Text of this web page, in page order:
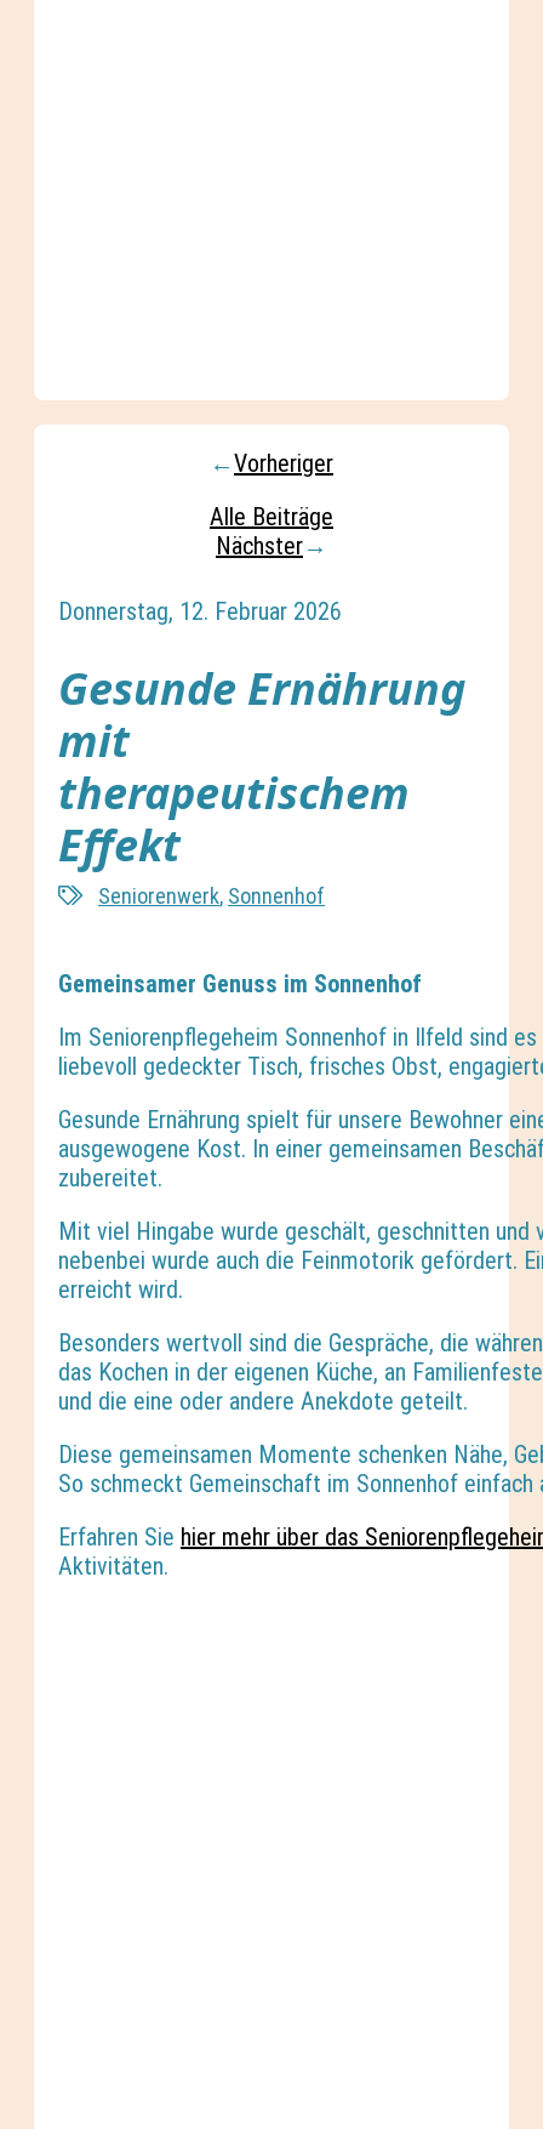
←Vorheriger
Alle Beiträge
Nächster→
Donnerstag, 12. Februar 2026
Gesunde Ernährung
mit
therapeutischem
Effekt
Seniorenwerk, Sonnenhof
Gemeinsamer Genuss im Sonnenhof
Im Seniorenpflegeheim Sonnenhof in Ilfeld sind
liebevoll gedeckter Tisch, frisches Obst,
Gesunde Ernährung spielt für unsere Bewohner
ausgewogene Kost. In einer gemeinsamen
zubereitet.
Mit viel Hingabe wurde geschält, geschnitten
nebenbei wurde auch die Feinmotorik gefördert.
erreicht wird.
Besonders wertvoll sind die Gespräche, die
das Kochen in der eigenen Küche, an
und die eine oder andere Anekdote geteilt.
Diese gemeinsamen Momente schenken Nähe,
So schmeckt Gemeinschaft im Sonnenhof einfach
Erfahren Sie hier mehr über das
Aktivitäten.